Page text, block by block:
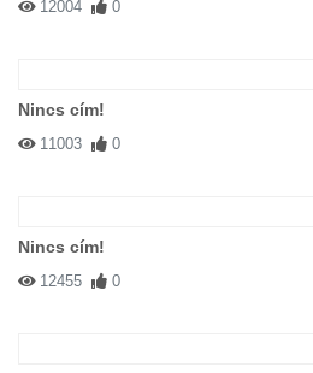
12004 0
Nincs cím!
11003 0
Nincs cím!
12455 0